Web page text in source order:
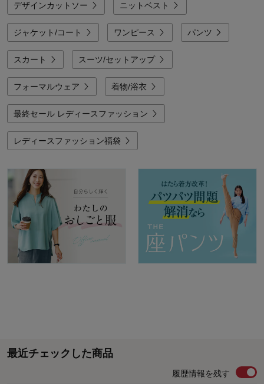
デザインカットソー ニットベスト
ジャケット/コート ワンピース パンツ
スカート スーツ/セットアップ
フォーマルウェア 着物/浴衣
最終セール レディースファッション
レディースファッション福袋
最近チェックした商品
履歴情報を残す